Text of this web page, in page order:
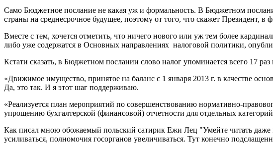
Само Бюджетное послание не какая уж и формальность. В Бюджетном
страны на среднесрочное будущее, поэтому от того, что скажет Президент,
Вместе с тем, хочется отметить, что ничего нового или уж тем более
либо уже содержатся в Основных направлениях налоговой политики,
Кстати сказать, в Бюджетном послании слово налог упоминается всего 17
«Движимое имущество, принятое на баланс с 1 января 2013 г. в качестве
Да, это так. И я этот шаг поддерживаю.
«Реализуется план мероприятий по совершенствованию нормативно-
упрощению бухгалтерской (финансовой) отчетности для отдельных
Как писал мною обожаемый польский сатирик Ежи Лец "Умейте читать даже
усиливаться, полномочия госорганов увеличиваться. Тут конечно